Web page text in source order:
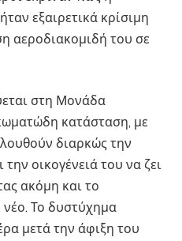
εξαιρετικά κρίσιμη
αεροδιακομιδή του σε
στη Μονάδα
κατάσταση, με
διαρκώς την
την οικογένειά του να ζει
ακόμη και το
Το δυστύχημα
μετά την άφιξη του